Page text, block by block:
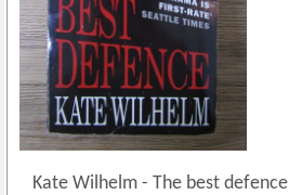
Kate Wilhelm- The best defence